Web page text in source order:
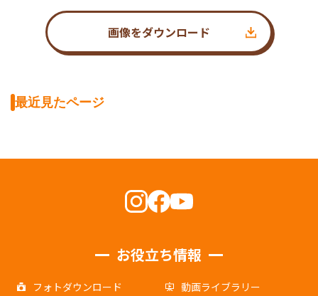
画像をダウンロード
最近見たページ
お役立ち情報
フォトダウンロード
動画ライブラリー